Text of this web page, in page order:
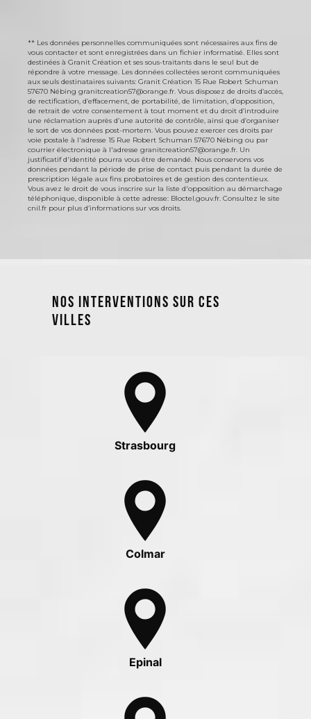
** Les données personnelles communiquées sont nécessaires aux fins de
vous contacter et sont enregistrées dans un fichier informatisé. Elles sont
destinées à Granit Création et ses sous-traitants dans le seul but de
répondre à votre message. Les données collectées seront communiquées
aux seuls destinataires suivants: Granit Création 15 Rue Robert Schuman
57670 Nébing granitcreation57@orange.fr. Vous disposez de droits d’accès,
de rectification, d’effacement, de portabilité, de limitation, d’opposition,
de retrait de votre consentement à tout moment et du droit d’introduire
une réclamation auprès d’une autorité de contrôle, ainsi que d’organiser
le sort de vos données post-mortem. Vous pouvez exercer ces droits par
voie postale à l'adresse 15 Rue Robert Schuman 57670 Nébing ou par
courrier électronique à l'adresse granitcreation57@orange.fr. Un
justificatif d'identité pourra vous être demandé. Nous conservons vos
données pendant la période de prise de contact puis pendant la durée de
prescription légale aux fins probatoires et de gestion des contentieux.
Vous avez le droit de vous inscrire sur la liste d'opposition au démarchage
téléphonique, disponible à cette adresse: Bloctel.gouv.fr . Consultez le site
cnil.fr pour plus d’informations sur vos droits.
Nos interventions sur ces
villes
Strasbourg
Colmar
Epinal